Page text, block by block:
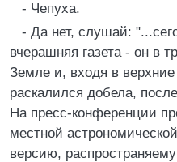
- Чепуха.
- Да нет, слушай:
вчерашняя газета - он в
Земле и, входя в
раскалился добела,
На пресс-конференции
местной
версию,